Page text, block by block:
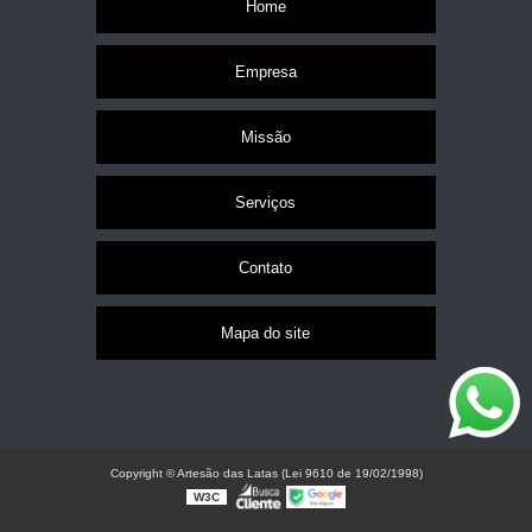
Home
Empresa
Missão
Serviços
Contato
Mapa do site
Copyright © Artesão das Latas (Lei 9610 de 19/02/1998)
W3C